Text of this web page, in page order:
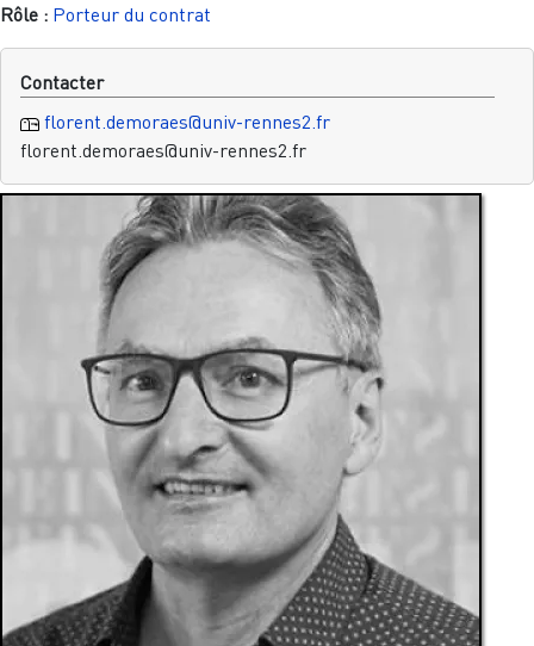
Rôle : Porteur du contrat
Contacter
florent.demoraes@univ-rennes2.fr
florent.demoraes@univ-rennes2.fr